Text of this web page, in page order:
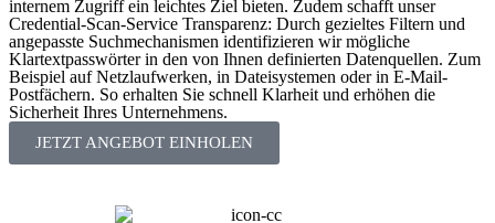
internem Zugriff ein leichtes Ziel bieten. Zudem schafft unser
Credential-Scan-Service Transparenz: Durch gezieltes Filtern und
angepasste Suchmechanismen identifizieren wir mögliche
Klartextpasswörter in den von Ihnen definierten Datenquellen. Zum
Beispiel auf Netzlaufwerken, in Dateisystemen oder in E-Mail-
Postfächern. So erhalten Sie schnell Klarheit und erhöhen die
Sicherheit Ihres Unternehmens.
JETZT ANGEBOT EINHOLEN